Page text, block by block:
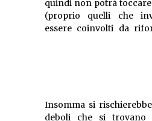
quindi non potrà
(proprio quelli che
Insomma si
deboli che si